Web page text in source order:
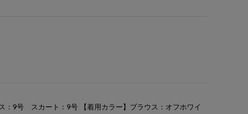
：9号 スカート：9号 【着用カラー】ブラウス：オフホワイ